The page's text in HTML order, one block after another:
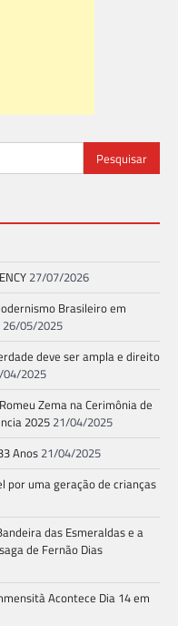
27/07/2026
Brasileiro em
26/05/2025
deve ser ampla e direito
04/2025
Zema na Cerimônia de
2025 21/04/2025
Anos 21/04/2025
por uma geração de crianças
das Esmeraldas e a
de Fernão Dias
Acontece Dia 14 em